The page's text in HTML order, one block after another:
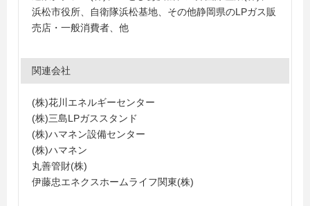
浜松市役所、自衛隊浜松基地、その他静岡県のLPガス販
売店・一般消費者、他
関連会社
(株)花川エネルギーセンター
(株)三島LPガススタンド
(株)ハマネン設備センター
(株)ハマネン
丸善管財(株)
伊藤忠エネクスホームライフ関東(株)